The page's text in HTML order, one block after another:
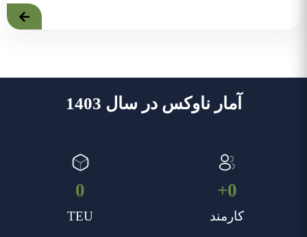
آمار ناوکس در سال 1403
کارمند
0
+
TEU
0